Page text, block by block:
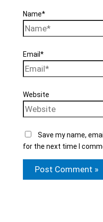
Name*
Email*
Website
Save my name,
for the next time I